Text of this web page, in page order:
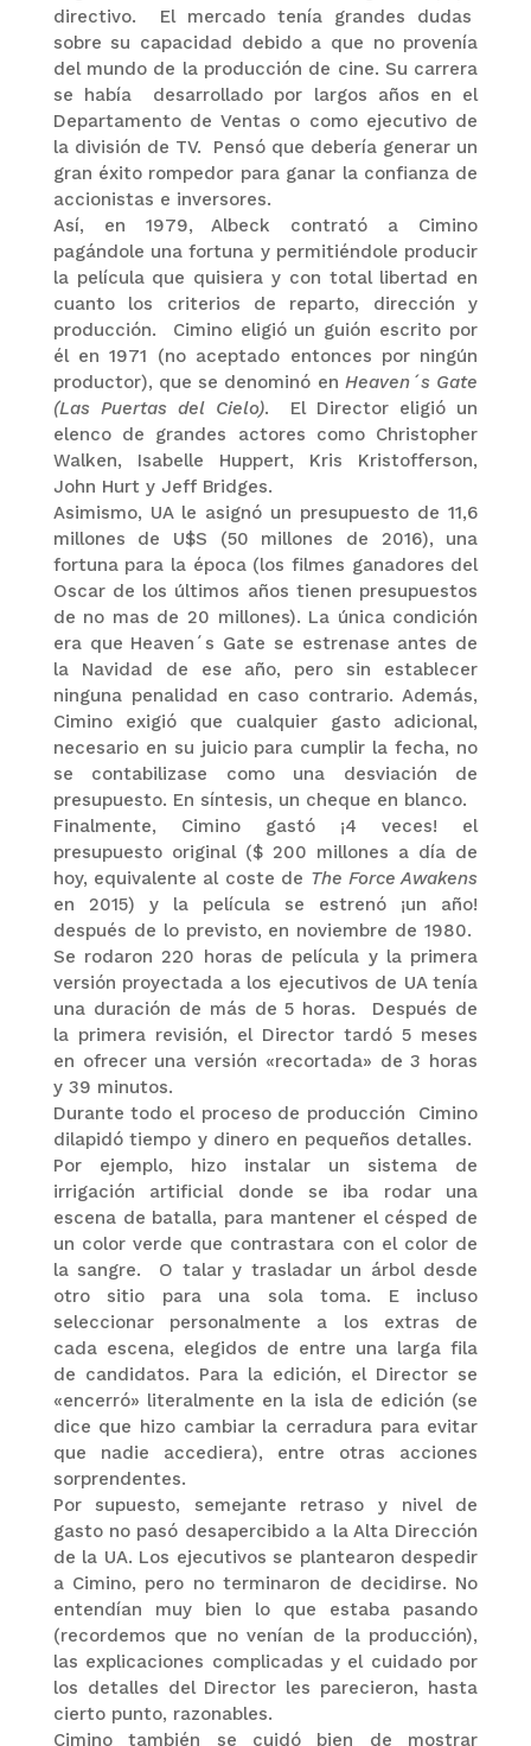
directivo. El mercado tenía grandes dudas
sobre su capacidad debido a que no provenía
del mundo de la producción de cine. Su carrera
se había desarrollado por largos años en el
Departamento de Ventas o como ejecutivo de
la división de TV. Pensó que debería generar un
gran éxito rompedor para ganar la confianza de
accionistas e inversores.
Así, en 1979, Albeck contrató a Cimino
pagándole una fortuna y permitiéndole producir
la película que quisiera y con total libertad en
cuanto los criterios de reparto, dirección y
producción. Cimino eligió un guión escrito por
él en 1971 (no aceptado entonces por ningún
productor), que se denominó en Heaven´s Gate
(Las Puertas del Cielo). El Director eligió un
elenco de grandes actores como Christopher
Walken, Isabelle Huppert, Kris Kristofferson,
John Hurt y Jeff Bridges.
Asimismo, UA le asignó un presupuesto de 11,6
millones de U$S (50 millones de 2016), una
fortuna para la época (los filmes ganadores del
Oscar de los últimos años tienen presupuestos
de no mas de 20 millones). La única condición
era que Heaven´s Gate se estrenase antes de
la Navidad de ese año, pero sin establecer
ninguna penalidad en caso contrario. Además,
Cimino exigió que cualquier gasto adicional,
necesario en su juicio para cumplir la fecha, no
se contabilizase como una desviación de
presupuesto. En síntesis, un cheque en blanco.
Finalmente, Cimino gastó ¡4 veces! el
presupuesto original ($ 200 millones a día de
hoy, equivalente al coste de The Force Awakens
en 2015) y la película se estrenó ¡un año!
después de lo previsto, en noviembre de 1980.
Se rodaron 220 horas de película y la primera
versión proyectada a los ejecutivos de UA tenía
una duración de más de 5 horas. Después de
la primera revisión, el Director tardó 5 meses
en ofrecer una versión «recortada» de 3 horas
y 39 minutos.
Durante todo el proceso de producción Cimino
dilapidó tiempo y dinero en pequeños detalles.
Por ejemplo, hizo instalar un sistema de
irrigación artificial donde se iba rodar una
escena de batalla, para mantener el césped de
un color verde que contrastara con el color de
la sangre. O talar y trasladar un árbol desde
otro sitio para una sola toma. E incluso
seleccionar personalmente a los extras de
cada escena, elegidos de entre una larga fila
de candidatos. Para la edición, el Director se
«encerró» literalmente en la isla de edición (se
dice que hizo cambiar la cerradura para evitar
que nadie accediera), entre otras acciones
sorprendentes.
Por supuesto, semejante retraso y nivel de
gasto no pasó desapercibido a la Alta Dirección
de la UA. Los ejecutivos se plantearon despedir
a Cimino, pero no terminaron de decidirse. No
entendían muy bien lo que estaba pasando
(recordemos que no venían de la producción),
las explicaciones complicadas y el cuidado por
los detalles del Director les parecieron, hasta
cierto punto, razonables.
Cimino también se cuidó bien de mostrar